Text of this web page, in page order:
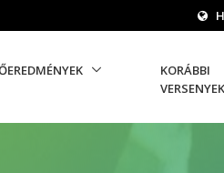
KORÁBBI
VERSENYEK